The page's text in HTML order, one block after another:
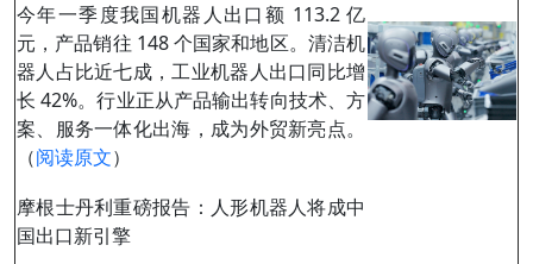
今年一季度我国机器人出口额 113.2 亿
元，产品销往 148 个国家和地区。清洁机
器人占比近七成，工业机器人出口同比增
长 42%。行业正从产品输出转向技术、方
案、服务一体化出海，成为外贸新亮点。
（阅读原文）
摩根士丹利重磅报告：人形机器人将成中
国出口新引擎